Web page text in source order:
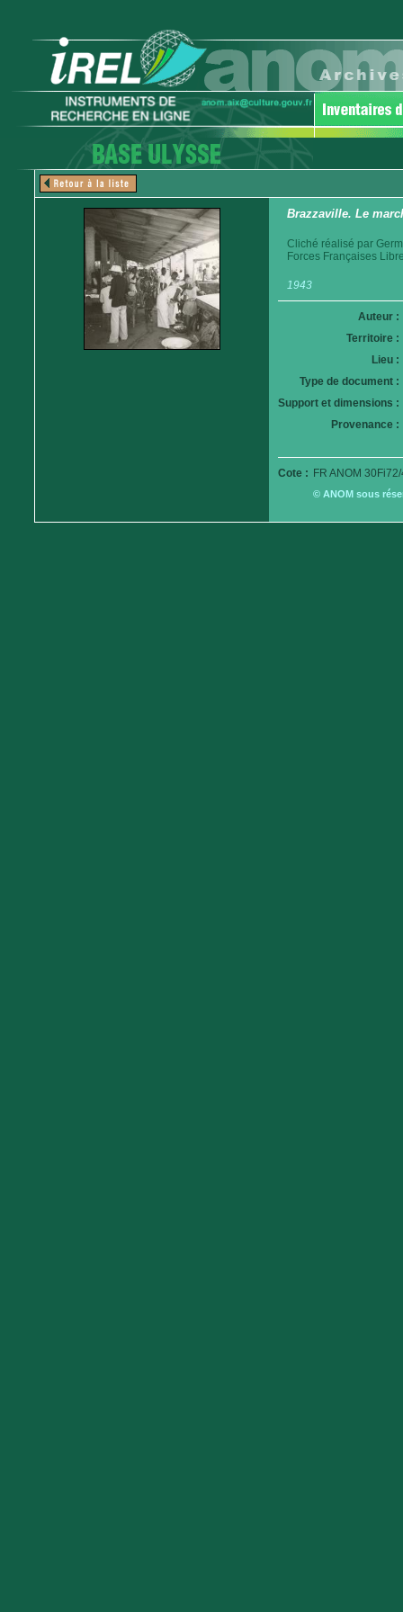
Brazzaville. Le
Cliché réalisé par
Forces Françaises
1943
Auteur :
Territoire :
Lieu :
Type de document :
Support et dimensions :
Provenance :
Cote : FR ANOM
© ANOM sous